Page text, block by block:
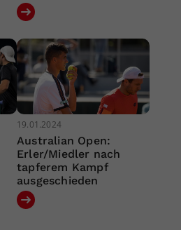
19.01.2024
Australian Open:
Erler/Miedler nach
tapferem Kampf
ausgeschieden